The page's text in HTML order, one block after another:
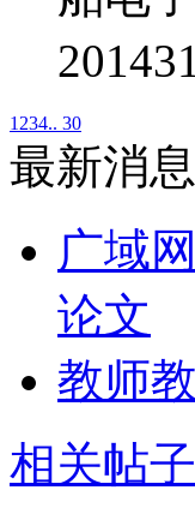
1 234.. 30
最新消息
广域
论文
教师
相关帖子